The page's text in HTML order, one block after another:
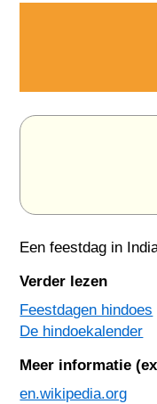
Een feestdag in
Verder lezen
Feestdagen hindoes
De hindoekalender
Meer informatie
en.wikipedia.org